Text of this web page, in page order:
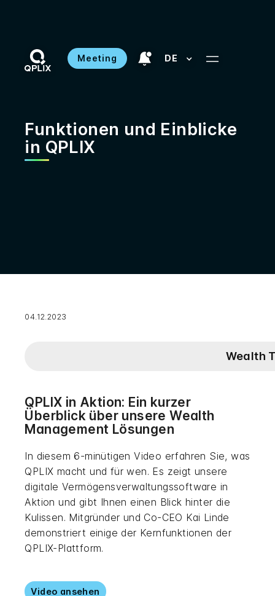
Meeting DE
Funktionen und Einblicke
in QPLIX
04.12.2023
Wealth
QPLIX in Aktion: Ein kurzer
Überblick über unsere Wealth
Management Lösungen
In diesem 6-minütigen Video erfahren Sie, was
QPLIX macht und für wen. Es zeigt unsere
digitale Vermögensverwaltungssoftware in
Aktion und gibt Ihnen einen Blick hinter die
Kulissen. Mitgründer und Co-CEO Kai Linde
demonstriert einige der Kernfunktionen der
QPLIX-Plattform.
Video ansehen